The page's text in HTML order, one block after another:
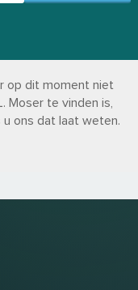
op dit moment niet
Moser te vinden is,
ons dat laat weten.